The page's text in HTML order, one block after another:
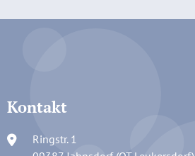
Kontakt
Ringstr. 1